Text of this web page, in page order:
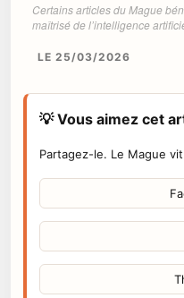
Certains articles du Mague
maîtrisé de l’intelligence
LE 25/03/2026
💡 Vous aimez cet
Partagez-le. Le Mague